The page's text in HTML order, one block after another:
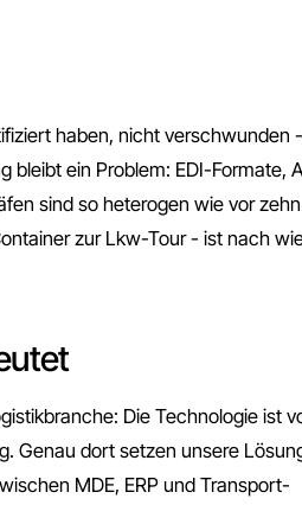
haben, nicht verschwunden
bleibt ein Problem: EDI-Formate,
sind so heterogen wie vor
zur Lkw-Tour - ist nach
Die Technologie ist
Genau dort setzen unsere
MDE, ERP und Transport-